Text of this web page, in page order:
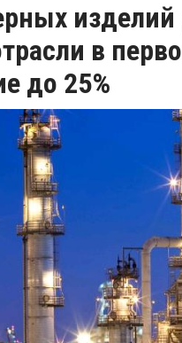
изделий
в
до 25%